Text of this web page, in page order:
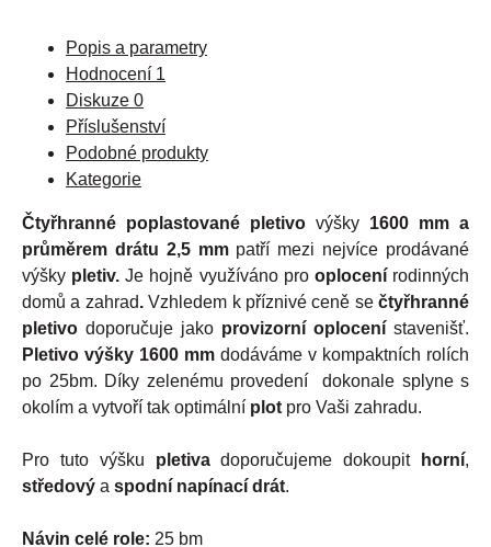
Popis a parametry
Hodnocení 1
Diskuze 0
Příslušenství
Podobné produkty
Kategorie
Čtyřhranné poplastované pletivo výšky 1600 mm a
průměrem drátu 2,5 mm patří mezi nejvíce prodávané
výšky pletiv.Je hojně využíváno pro oplocení rodinných
domů a zahrad.Vzhledem k příznivé ceně se čtyřhranné
pletivo doporučuje jako provizorní oplocení stavenišť.
Pletivo výšky 1600 mm dodáváme v kompaktních rolích
po 25bm. Díky zelenému provedení
dokonale splyne s
okolím a vytvoří tak optimální plot pro Vaši zahradu.
Pro tuto výšku pletivadoporučujeme dokoupit horní,
středový a spodní napínací drát.
Návin celé role: 25 bm